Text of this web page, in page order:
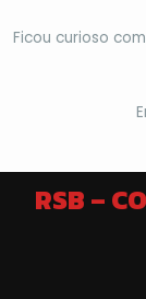
Ficou curioso
RSB –